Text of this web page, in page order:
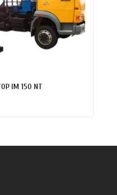
IM 150 NT